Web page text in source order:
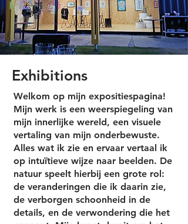
Exhibitions
Welkom op mijn expositiespagina!
Mijn werk is een weerspiegeling van
mijn innerlijke wereld, een visuele
vertaling van mijn onderbewuste.
Alles wat ik zie en ervaar vertaal ik
op intuïtieve wijze naar beelden. De
natuur speelt hierbij een grote rol:
de veranderingen die ik daarin zie,
de verborgen schoonheid in de
details, en de verwondering die het